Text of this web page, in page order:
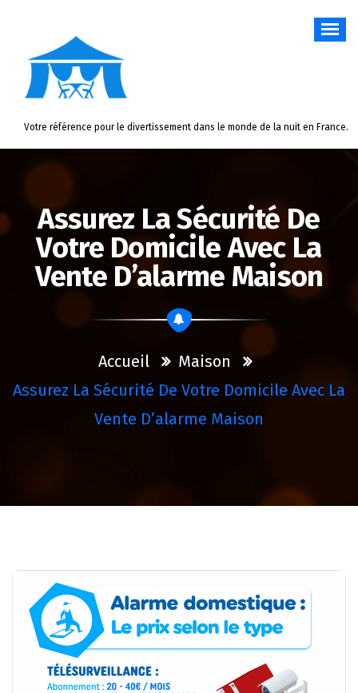
Votre référence pour le divertissement dans le monde de la nuit en France.
Assurez La Sécurité De
Votre Domicile Avec La
Vente D’alarme Maison
Accueil
Maison
Assurez La Sécurité De Votre Domicile Avec La
Vente D’alarme Maison